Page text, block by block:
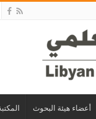
أعضاء هيئة البحوث